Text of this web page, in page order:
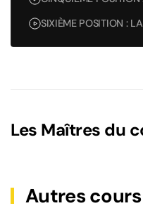
SIXIÈME POSITION :
Les Maîtres du
Autres